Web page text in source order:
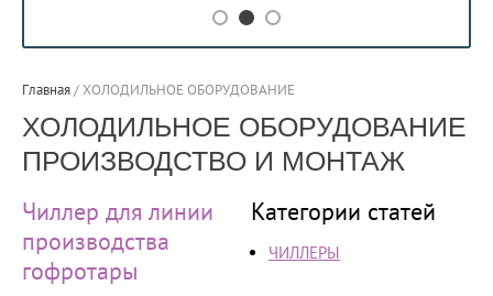
Главная/ХОЛОДИЛЬНОЕ ОБОРУДОВАНИЕ
ХОЛОДИЛЬНОЕ ОБОРУДОВАНИЕ
ПРОИЗВОДСТВО И МОНТАЖ
Чиллер для линии
производства
гофротары
Категории статей
ЧИЛЛЕРЫ